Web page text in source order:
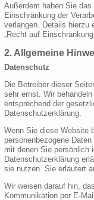
Außerdem haben Sie
Einschränkung der
verlangen. Details hierzu
„Recht auf
2. Allgemeine
Datenschutz
Die Betreiber dieser
sehr ernst. Wir
entsprechend der
Datenschutzerklärung.
Wenn Sie diese Website
personenbezogene
mit denen Sie persönlich
Datenschutzerklärung
sie nutzen. Sie erläutert
Wir weisen darauf hin,
Kommunikation per E-